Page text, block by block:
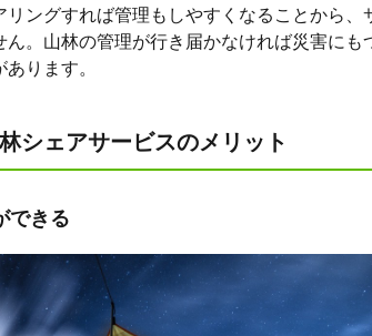
ングすれば管理もしやすくなることから、
。山林の管理が行き届かなければ災害にも
ります。
シェアサービスのメリット
できる